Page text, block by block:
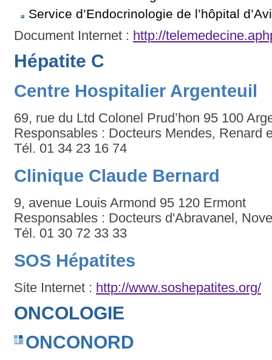
Service d’Endocrinologie de l’hôpital
Document Internet : http://
Hépatite C
Centre Hospitalier Argenteuil
69, rue du Ltd Colonel Prud’hon 95 100
Responsables : Docteurs Mendes, Renard
Tél. 01 34 23 16 74
Clinique Claude Bernard
9, avenue Louis Armond 95 120 Ermont
Responsables : Docteurs d'Abravanel,
Tél. 01 30 72 33 33
SOS Hépatites
Site Internet : http://www.soshepatites.org/
ONCOLOGIE
ONCONORD